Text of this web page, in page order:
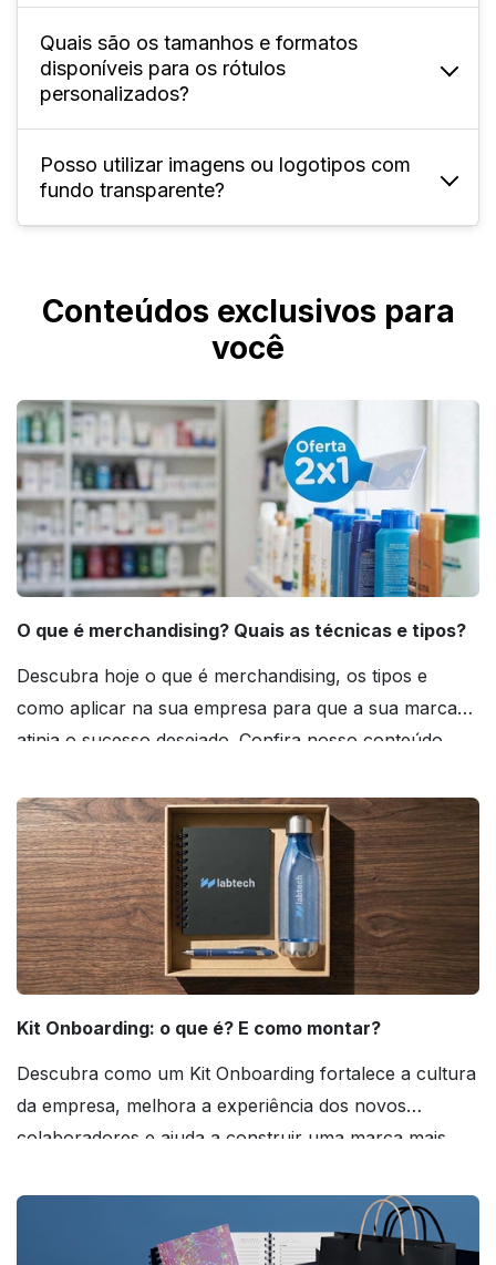
Sim, você pode criar a arte do rótulo para
diferentes eventos, presentes, datas
comemorativas ou identidade própria.
Quais são os tamanhos e formatos
disponíveis para os rótulos
personalizados?
Geralmente, há diferentes opções de
tamanho e formato de corte; consulte as
opções disponíveis ao fazer o pedido no
Posso utilizar imagens ou logotipos com
fundo transparente?
podem receber a cor do material do rótulo ou
da garrafa, alterando o visual final.
Conteúdos exclusivos para
você
O que é merchandising? Quais as técnicas e tipos?
Descubra hoje o que é merchandising, os tipos e
como aplicar na sua empresa para que a sua marca
atinja o sucesso desejado. Confira nosso conteúdo
Kit Onboarding: o que é? E como montar?
Descubra como um Kit Onboarding fortalece a cultura
da empresa, melhora a experiência dos novos
colaboradores e ajuda a construir uma marca mais